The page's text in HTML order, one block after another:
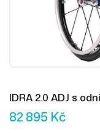
IDRA 2.0 ADJ s
82 895 Kč